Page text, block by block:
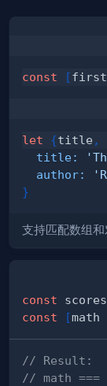
const [first
let {title ,
title:
author:
}
支持匹配数组和
const scores
const
[math
// Result:
// math